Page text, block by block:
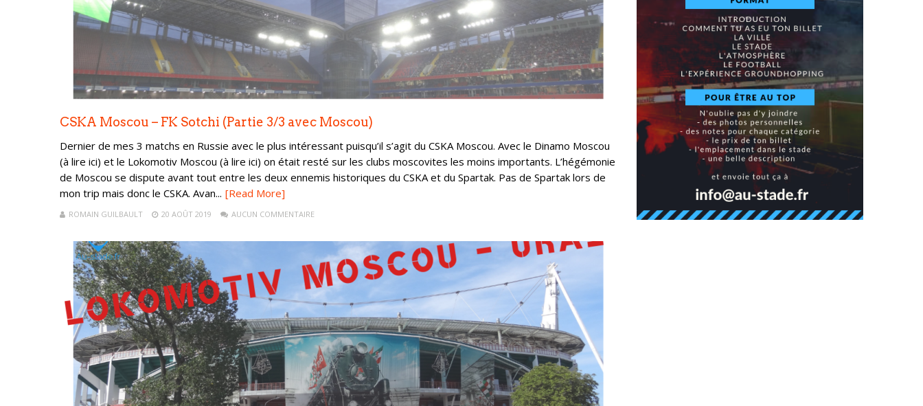
CSKA Moscou – FK Sotchi (Partie 3/3 avec Moscou)
Dernier de mes 3 matchs en Russie avec le plus intéressant puisqu’il s’agit du CSKA Moscou. Avec le Dinamo Moscou
(à lire ici) et le Lokomotiv Moscou (à lire ici) on était resté sur les clubs moscovites les moins importants. L’hégémonie
de Moscou se dispute avant tout entre les deux ennemis historiques du CSKA et du Spartak. Pas de Spartak lors de
mon trip mais donc le CSKA. Avan... [Read More]
ROMAIN GUILBAULT 20 AOÛT 2019 AUCUN COMMENTAIRE